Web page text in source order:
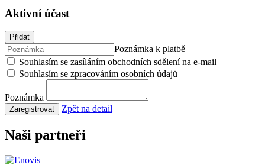
Aktivní účast
Přidat
Poznámka k platbě
Souhlasím se zasíláním obchodních sdělení na e-mail
Souhlasím se zpracováním osobních údajů
Poznámka
Zaregistrovat Zpět na detail
Naši partneři